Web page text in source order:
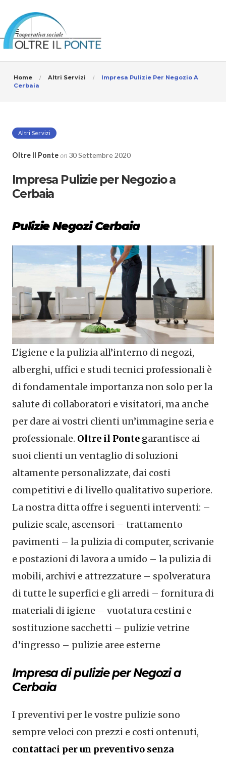
Home Altri Servizi
Impresa Pulizie Per Negozio A
Cerbaia
Altri Servizi
Oltre Il Ponteon 30 Settembre 2020
Impresa Pulizie per Negozio a
Cerbaia
Pulizie Negozi Cerbaia
L’igiene e la pulizia all’interno di negozi,
alberghi, uffici e studi tecnici professionali è
di fondamentale importanza non solo per la
salute di collaboratori e visitatori, ma anche
per dare ai vostri clienti un’immagine seria e
professionale. Oltre il Ponte garantisce ai
suoi clienti un ventaglio di soluzioni
altamente personalizzate, dai costi
competitivi e di livello qualitativo superiore.
La nostra ditta offre i seguenti interventi: –
pulizie scale, ascensori – trattamento
pavimenti – la pulizia di computer, scrivanie
e postazioni di lavora a umido – la pulizia di
mobili, archivi e attrezzature – spolveratura
di tutte le superfici e gli arredi – fornitura di
materiali di igiene – vuotatura cestini e
sostituzione sacchetti – pulizie vetrine
d’ingresso – pulizie aree esterne
Impresa di pulizie per Negozi a
Cerbaia
I preventivi per le vostre pulizie sono
sempre veloci con prezzi e costi ontenuti,
contattaci per un preventivo senza